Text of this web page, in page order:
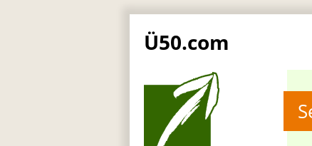
Ü50.com